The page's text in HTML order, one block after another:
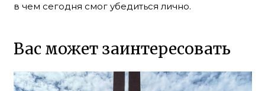
в чем сегодня смог убедиться лично.
Вас может заинтересовать